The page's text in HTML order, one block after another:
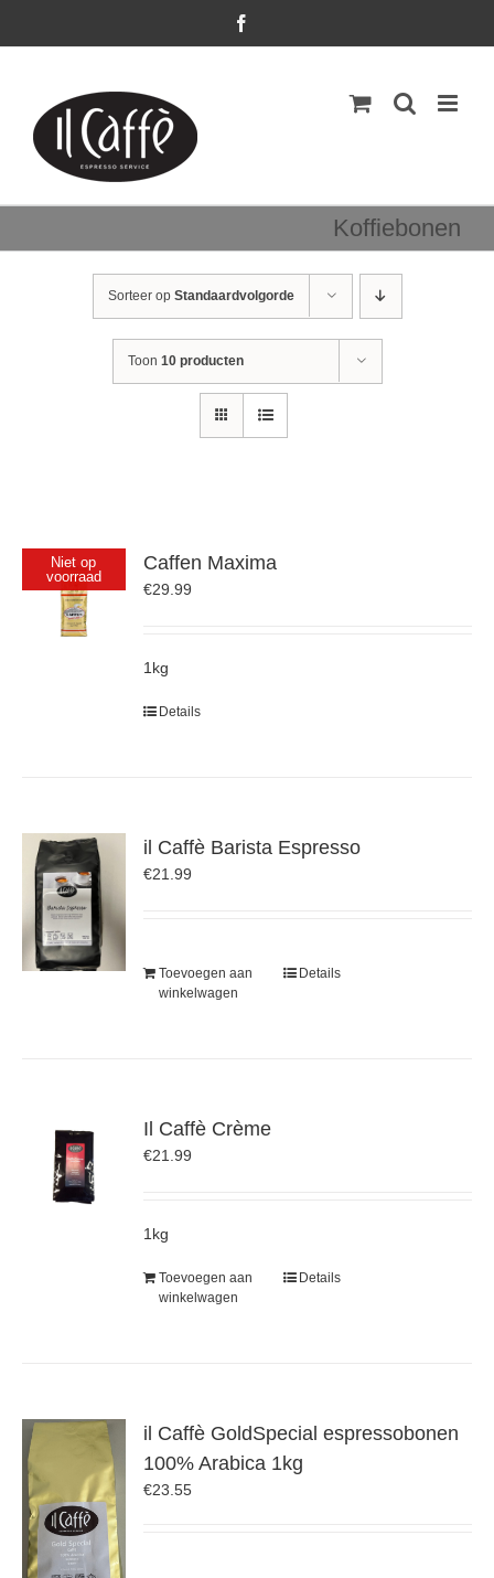
Koffiebonen
Sorteer op Standaardvolgorde
Toon 10 producten
Niet op
voorraad
Caffen Maxima
€29.99
1kg
Details
il Caffè Barista Espresso
€21.99
Toevoegen aan
winkelwagen
Details
Il Caffè Crème
€21.99
1kg
Toevoegen aan
winkelwagen
Details
il Caffè GoldSpecial espressobonen
100% Arabica 1kg
€23.55